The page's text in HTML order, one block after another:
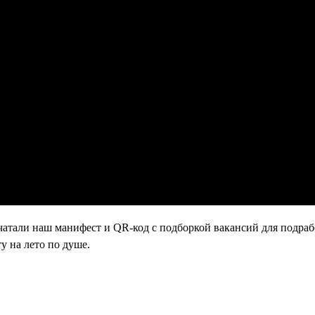
наш манифест и QR-код с подборкой вакансий для
на лето по душе.